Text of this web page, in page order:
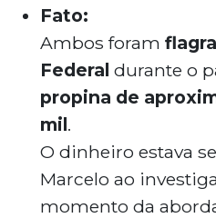
Fato:
Ambos foram
Federal durante o
propina de
mil.
O dinheiro estava
Marcelo ao
momento da